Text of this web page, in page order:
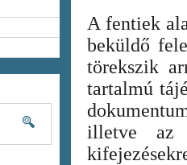
A fentiek
beküldő
törekszik
tartalmú
illetve az